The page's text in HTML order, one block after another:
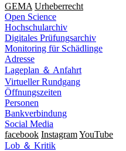
GEMA Urheberrecht
Open Science
Hochschularchiv
Digitales Prüfungsarchiv
Monitoring für Schädlinge
Adresse
Lageplan ＆ Anfahrt
Virtueller Rundgang
Öffnungszeiten
Personen
Bankverbindung
Social Media
facebook InstagramYouTube
Lob ＆ Kritik